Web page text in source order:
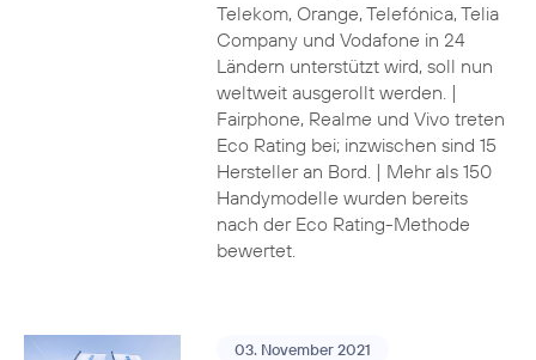
Telekom, Orange, Telefónica, Telia
Company und Vodafone in 24
Ländern unterstützt wird, soll nun
weltweit ausgerollt werden. |
Fairphone, Realme und Vivo treten
Eco Rating bei; inzwischen sind 15
Hersteller an Bord. | Mehr als 150
Handymodelle wurden bereits
nach der Eco Rating-Methode
bewertet.
03. November 2021